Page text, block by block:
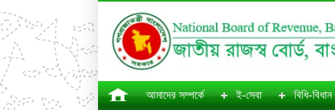
আমাদের সম্পর্কে ই-সেবা বিধি-বিধান